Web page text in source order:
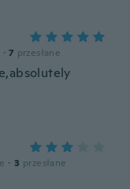
· 7 przesłane
· 3 przesłane